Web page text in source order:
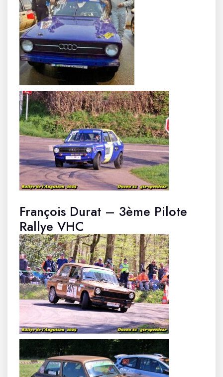
François Durat – 3ème Pilote
Rallye VHC